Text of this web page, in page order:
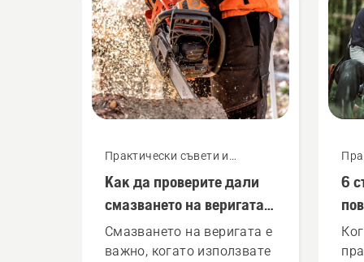
Практически съвети и
Как да проверите дали
смазването на веригата
на Вашия верижен трион
работи
Смазването на веригата е
важно, когато използвате
6